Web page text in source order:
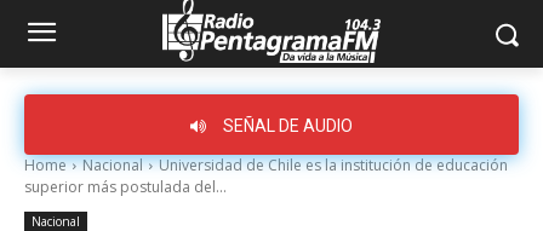
SEÑAL DE AUDIO
Home Nacional
Universidad de Chile es la institución de educación
superior más postulada del...
Nacional